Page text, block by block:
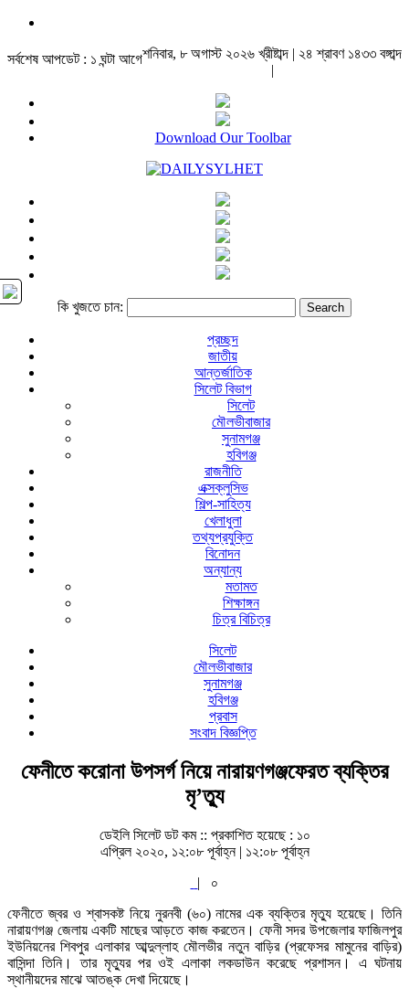
সর্বশেষ আপডেট : ১ ঘন্টা আগেশনিবার, ৮ অগাস্ট ২০২৬ খ্রীষ্টাব্দ | ২৪ শ্রাবণ ১৪৩৩ বঙ্গাব্দ
|
Download Our Toolbar
কি খুজতে চান:
প্রচ্ছদ
জাতীয়
আন্তর্জাতিক
সিলেট বিভাগ
সিলেট
মৌলভীবাজার
সুনামগঞ্জ
হবিগঞ্জ
রাজনীতি
এক্সক্লুসিভ
শিল্প-সাহিত্য
খেলাধুলা
তথ্যপ্রযুক্তি
বিনোদন
অন্যান্য
মতামত
শিক্ষাঙ্গন
চিত্র বিচিত্র
সিলেট
মৌলভীবাজার
সুনামগঞ্জ
হবিগঞ্জ
প্রবাস
সংবাদ বিজ্ঞপ্তি
ফেনীতে করোনা উপসর্গ নিয়ে নারায়ণগঞ্জফেরত ব্যক্তির
মৃ’ত্যু
ডেইলি সিলেট ডট কম :: প্রকাশিত হয়েছে : ১০
এপ্রিল ২০২০, ১২:০৮ পূর্বাহ্ন | ১২:০৮ পূর্বাহ্ন
|
০
ফেনীতে জ্বর ও শ্বাসকষ্ট নিয়ে নুরনবী (৬০) নামের এক ব্যক্তির মৃত্যু হয়েছে। তিনি
নারায়ণগঞ্জ জেলায় একটি মাছের আড়তে কাজ করতেন। ফেনী সদর উপজেলার ফাজিলপুর
ইউনিয়নের শিবপুর এলাকার আব্দুল্লাহ মৌলভীর নতুন বাড়ির (প্রফেসর মামুনের বাড়ির)
বাসিন্দা তিনি। তার মৃত্যুর পর ওই এলাকা লকডাউন করেছে প্রশাসন। এ ঘটনায়
স্থানীয়দের মাঝে আতঙ্ক দেখা দিয়েছে।